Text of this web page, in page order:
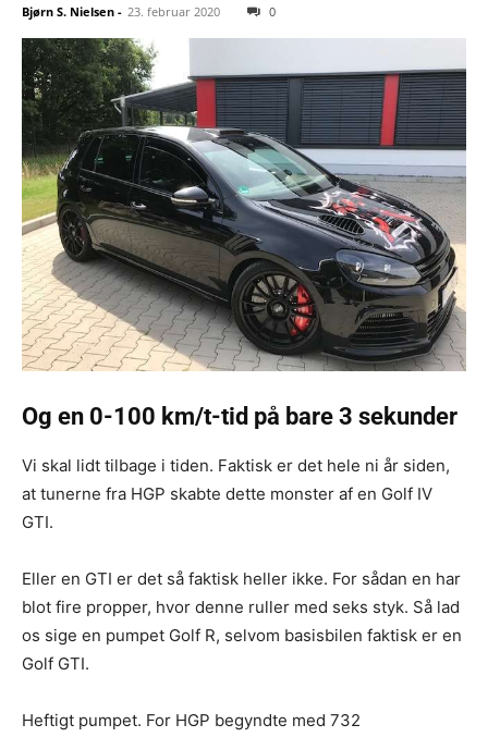
Bjørn S. Nielsen - 23. februar 2020 0
Og en 0-100 km/t-tid på bare 3 sekunder
Vi skal lidt tilbage i tiden. Faktisk er det hele ni år siden,
at tunerne fra HGP skabte dette monster af en Golf IV
GTI.
Eller en GTI er det så faktisk heller ikke. For sådan en har
blot fire propper, hvor denne ruller med seks styk. Så lad
os sige en pumpet Golf R, selvom basisbilen faktisk er en
Golf GTI.
Heftigt pumpet. For HGP begyndte med 732